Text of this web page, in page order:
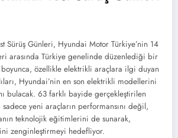
Sürüş Günleri, Hyundai Motor Türkiye’nin 14
arasında Türkiye genelinde düzenlediği bir
özellikle elektrikli araçlara ilgi duyan
Hyundai’nin en son elektrikli modellerini
bulacak. 63 farklı bayide gerçekleştirilen
sadece yeni araçların performansını değil,
teknolojik eğitimlerini de sunarak,
zenginleştirmeyi hedefliyor.